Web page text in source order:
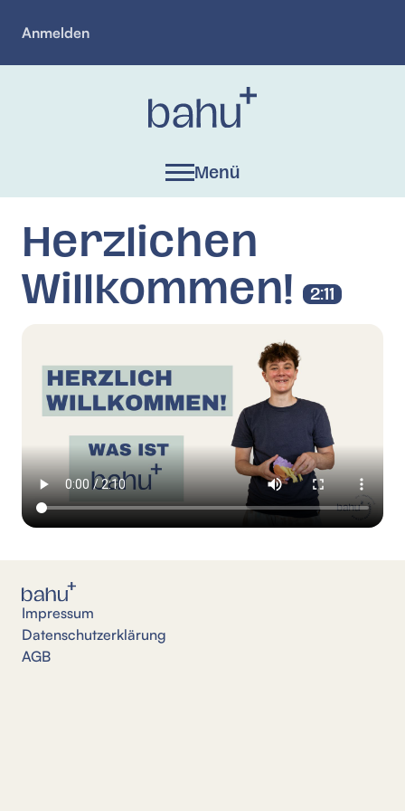
Zum
springen
Menü
Herzlichen
Willkommen!
2:11
Anmelden
Impressum
Datenschutzerklärung
AGB